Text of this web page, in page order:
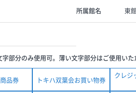
所属館名 東
部分のみ使用可。薄い文字部分はご使用いた
品券 トキハ双葉会お買い物券
クレジ